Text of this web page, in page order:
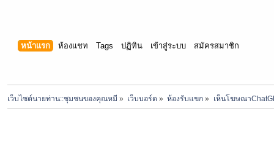
หน้าแรก ห้องแชท Tags ปฏิทิน เข้าสู่ระบบ สมัครสมาชิก
เว็บไซต์นายท่าน::ชุมชนของคุณหมี » เว็บบอร์ด » ห้องรับแขก » เห็นโฆษณา